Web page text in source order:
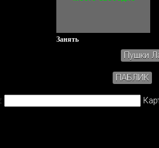
Занять
Пушки
ПАБЛИК